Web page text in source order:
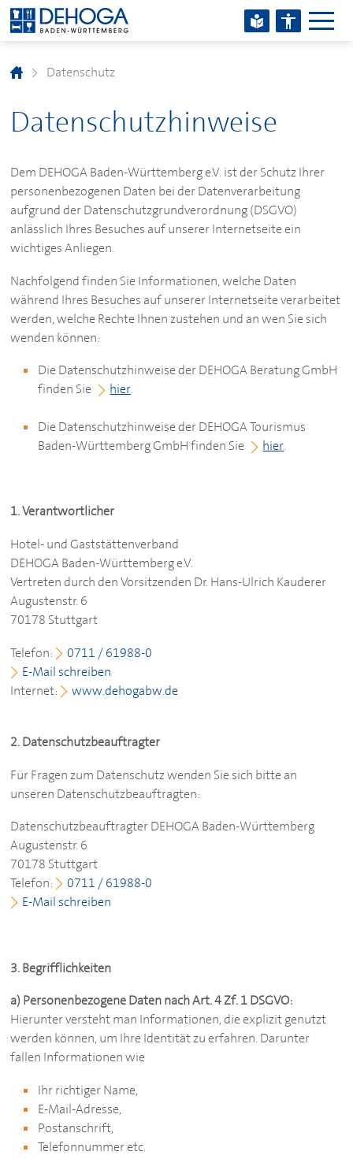
Zum Hauptinhalt springen
Zum Footerinhalt springen
Datenschutz
Datenschutzhinweise
Dem DEHOGABaden-Württemberg e.V. ist der Schutz Ihrer
personenbezogenen Daten bei der Datenverarbeitung
aufgrund der Datenschutzgrundverordnung (DSGVO)
anlässlich Ihres Besuches auf unserer Internetseite ein
wichtiges Anliegen.
Nachfolgend finden Sie Informationen, welche Daten
während Ihres Besuches auf unserer Internetseite verarbeitet
werden, welche Rechte Ihnen zustehen und an wen Sie sich
wenden können:
Die Datenschutzhinweise derDEHOGABeratung GmbH
finden Sie
hier.
Die Datenschutzhinweise derDEHOGATourismus
Baden-Württemberg GmbH finden Sie
hier.
1. Verantwortlicher
Hotel- und Gaststättenverband
DEHOGABaden-Württemberg e.V.
Vertreten durch den Vorsitzenden Dr. Hans-Ulrich Kauderer
Augustenstr. 6
70178 Stuttgart
Telefon:
0711 / 61988-0
E-Mail schreiben
Internet:
www.dehogabw.de
2. Datenschutzbeauftragter
Für Fragen zum Datenschutz wenden Sie sich bitte an
unseren Datenschutzbeauftragten:
DatenschutzbeauftragterDEHOGABaden-Württemberg
Augustenstr. 6
70178 Stuttgart
Telefon:
0711 / 61988-0
E-Mail schreiben
3. Begrifflichkeiten
a) Personenbezogene Daten nach Art. 4 Zf. 1 DSGVO:
Hierunter versteht man Informationen, die explizit genutzt
werden können, um Ihre Identität zu erfahren. Darunter
fallen Informationen wie
Ihr richtiger Name,
E-Mail-Adresse,
Postanschrift,
Telefonnummer etc.